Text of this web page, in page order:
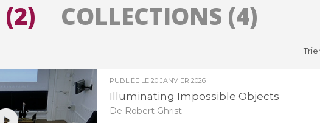
(2)
PUBLIÉE LE 20 JANVIER 2026
Illuminating Impossible Objects
De Robert Ghrist
COLLECTIONS (4)